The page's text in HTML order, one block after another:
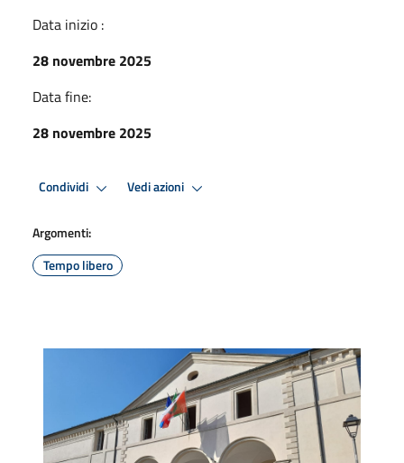
Data inizio :
28 novembre 2025
Data fine:
28 novembre 2025
Condividi Vedi azioni
Argomenti:
Tempo libero